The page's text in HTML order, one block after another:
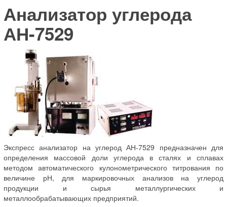
Анализатор углерода
АН-7529
Экспресс анализатор на углерод АН-7529 предназначен для
определения массовой доли углерода в сталях и сплавах
методом автоматического кулонометрического титрования по
величине рН, для маркировочных анализов на углерод
продукции и сырья металлургических и
металлообрабатывающих предприятий.